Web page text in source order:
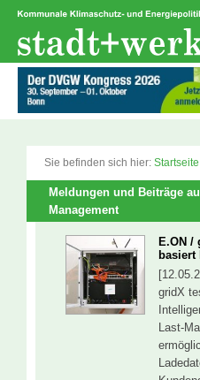
Zum
springen
Sie befinden sich hier: Startseite
Meldungen und Beiträge
Management
E.ON /
basiert
gridX
Last-